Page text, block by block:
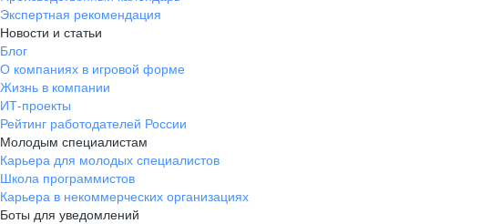
Экспертная рекомендация
Новости и статьи
Блог
О компаниях в игровой форме
Жизнь в компании
ИТ-проекты
Рейтинг работодателей России
Молодым специалистам
Карьера для молодых специалистов
Школа программистов
Карьера в некоммерческих организациях
Боты для уведомлений